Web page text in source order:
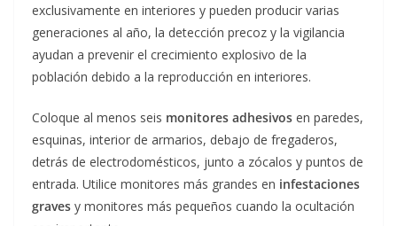
exclusivamente en interiores y pueden producir varias
generaciones al año, la detección precoz y la vigilancia
ayudan a prevenir el crecimiento explosivo de la
población debido a la reproducción en interiores.
Coloque al menos seis monitores adhesivos en paredes,
esquinas, interior de armarios, debajo de fregaderos,
detrás de electrodomésticos, junto a zócalos y puntos de
entrada. Utilice monitores más grandes en infestaciones
graves y monitores más pequeños cuando la ocultación